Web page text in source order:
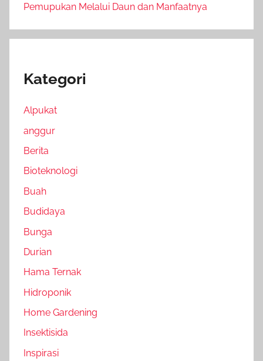
Pemupukan Melalui Daun dan Manfaatnya
Kategori
Alpukat
anggur
Berita
Bioteknologi
Buah
Budidaya
Bunga
Durian
Hama Ternak
Hidroponik
Home Gardening
Insektisida
Inspirasi